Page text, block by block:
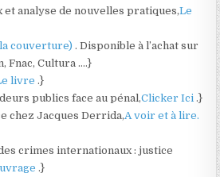
et analyse de nouvelles pratiques,Le
couverture). Disponible à l’achat sur
Fnac, Cultura ….}
livre.}
publics face au pénal,Clicker Ici.}
chez Jacques Derrida,A voir et à lire.
crimes internationaux : justice
.}